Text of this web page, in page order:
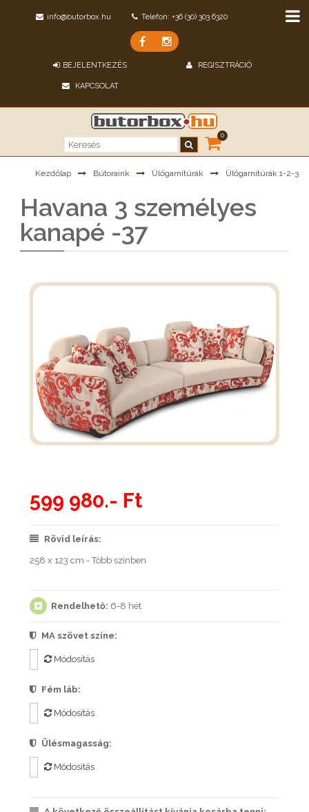
info@butorbox.hu Telefon: +36 (30) 303 6320
BEJELENTKEZÉS REGISZTRÁCIÓ
KAPCSOLAT
0
Kezdőlap Bútoraink Ülőgarnitúrák Ülőgarnitúrák 1-2-3
Havana 3 személyes
kanapé -37
599 980.- Ft
Rövid leírás:
258 x 123 cm - Több színben
Rendelhető: 6-8 hét
MA szövet színe:
Módosítás
Fém láb:
Módosítás
Ülésmagasság:
Módosítás